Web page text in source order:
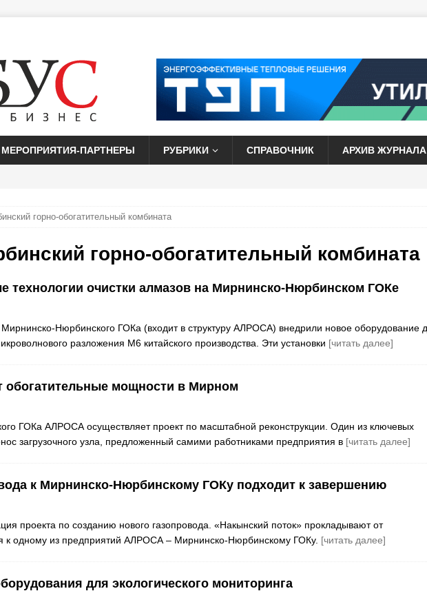
МЕРОПРИЯТИЯ-ПАРТНЕРЫ РУБРИКИ СПРАВОЧНИК АРХИВ ЖУРНАЛА
горно-обогатительный комбината
горно-обогатительный комбината
очистки алмазов на Мирнинско-Нюрбинском ГОКе
Нюрбинского ГОКа (входит в структуру АЛРОСА) внедрили новое оборудование
разложения М6 китайского производства. Эти установки [читать далее]
мощности в Мирном
ГОКа АЛРОСА осуществляет проект по масштабной реконструкции. Один из ключевых
загрузочного узла, предложенный самими работниками предприятия в [читать далее]
к Мирнинско-Нюрбинскому ГОКу подходит к завершению
проекта по созданию нового газопровода. «Накынский поток» прокладывают от
к одному из предприятий АЛРОСА – Мирнинско-Нюрбинскому ГОКу. [читать далее]
для экологического мониторинга